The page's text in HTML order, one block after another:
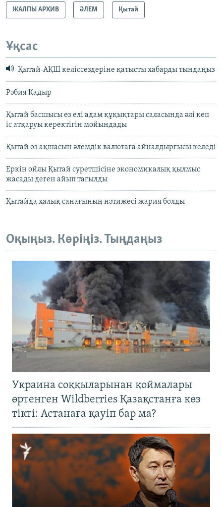
ЖАЛПЫ АРХИВ ӘЛЕМ Қытай
Ұқсас
Қытай-АҚШ келіссөздеріне қатысты хабарды тыңдаңыз
Рәбия Қадыр
Қытай басшысы өз елі адам құқықтары саласында әлі көп
іс атқаруы керектігін мойындады
Қытай өз ақшасын әлемдік валютаға айналдырғысы келеді
Еркін ойлы Қытай суретшісіне экономикалық қылмыс
жасады деген айып тағылды
Қытайда халық санағының нәтижесі жария болды
Оқыңыз. Көріңіз. Тыңдаңыз
Украина соққыларынан қоймалары
өртенген Wildberries Қазақстанға көз
тікті: Астанаға қауіп бар ма?